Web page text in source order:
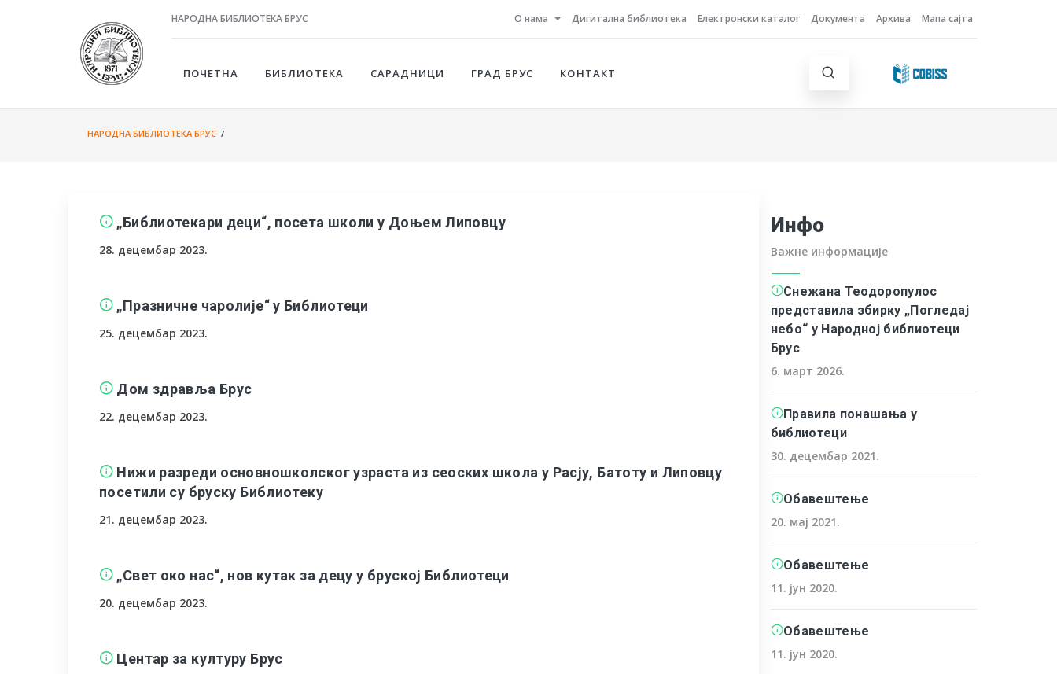
НАРОДНА БИБЛИОТЕКА БРУС О нама Дигитална библиотека Електронски каталог Документа Архива Мапа сајта
ПОЧЕТНА БИБЛИОТЕКА САРАДНИЦИ ГРАД БРУС КОНТАКТ
НАРОДНА БИБЛИОТЕКА БРУС /
„Библиотекари деци“, посета школи у Доњем Липовцу
28. децембар 2023.
„Празничне чаролије“ у Библиотеци
25. децембар 2023.
Дом здравља Брус
22. децембар 2023.
Нижи разреди основношколског узраста из сеоских школа у Расју, Батоту и Липовцу
посетили су бруску Библиотеку
21. децембар 2023.
„Свет око нас“, нов кутак за децу у бруској Библиотеци
20. децембар 2023.
Центар за културу Брус
Инфо
Важне информације
Снежана Теодоропулос
представила збирку „Погледај
небо“ у Народној библиотеци
Брус
6. март 2026.
Правила понашања у
библиотеци
30. децембар 2021.
Обавештење
20. мај 2021.
Обавештење
11. јун 2020.
Обавештење
11. јун 2020.